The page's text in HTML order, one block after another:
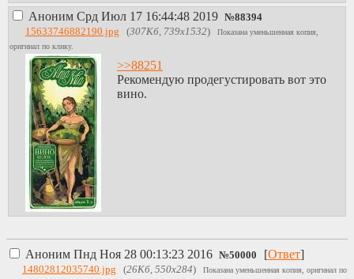
Аноним Срд Июл 17 16:44:48 2019 №88394
15633746882190.jpg (307Кб, 739x1532)
Показана уменьшенная копия,
оригинал по клику.
>>88251
Рекомендую продегустировать вот это
вино.
Аноним Пнд Ноя 28 00:13:23 2016 №50000 [Ответ]
14802812035740.jpg (26Кб, 550x284)
Показана уменьшенная копия, оригинал по